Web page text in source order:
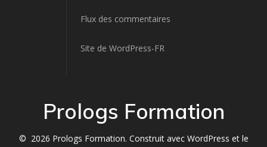
Flux des commentaires
Site de WordPress-FR
Prologs Formation
© 2026 Prologs Formation. Construit avec WordPress et le